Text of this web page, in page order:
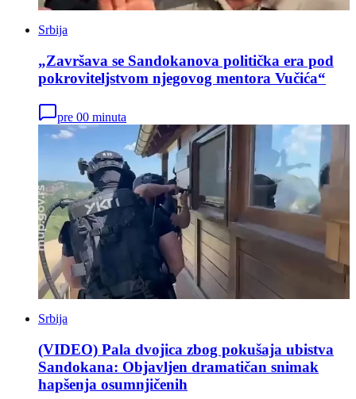
Srbija
„Završava se Sandokanova politička era pod
pokroviteljstvom njegovog mentora Vučića“
pre 00 minuta
Srbija
(VIDEO) Pala dvojica zbog pokušaja ubistva
Sandokana: Objavljen dramatičan snimak
hapšenja osumnjičenih